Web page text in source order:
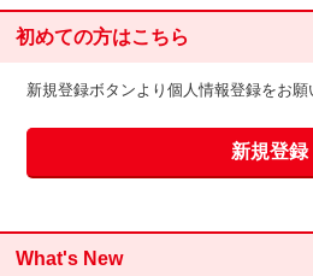
初めての方はこちら
新規登録ボタンより個人情報登録をお願
What's New